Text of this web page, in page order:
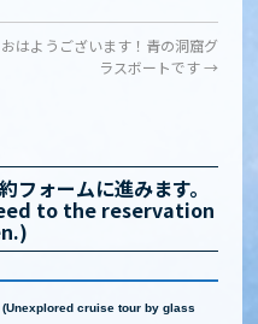
おはようございます！青の洞窟グ
ラスボートです→
フォームに進みます。
to the reservation
(Unexplored cruise tour by glass